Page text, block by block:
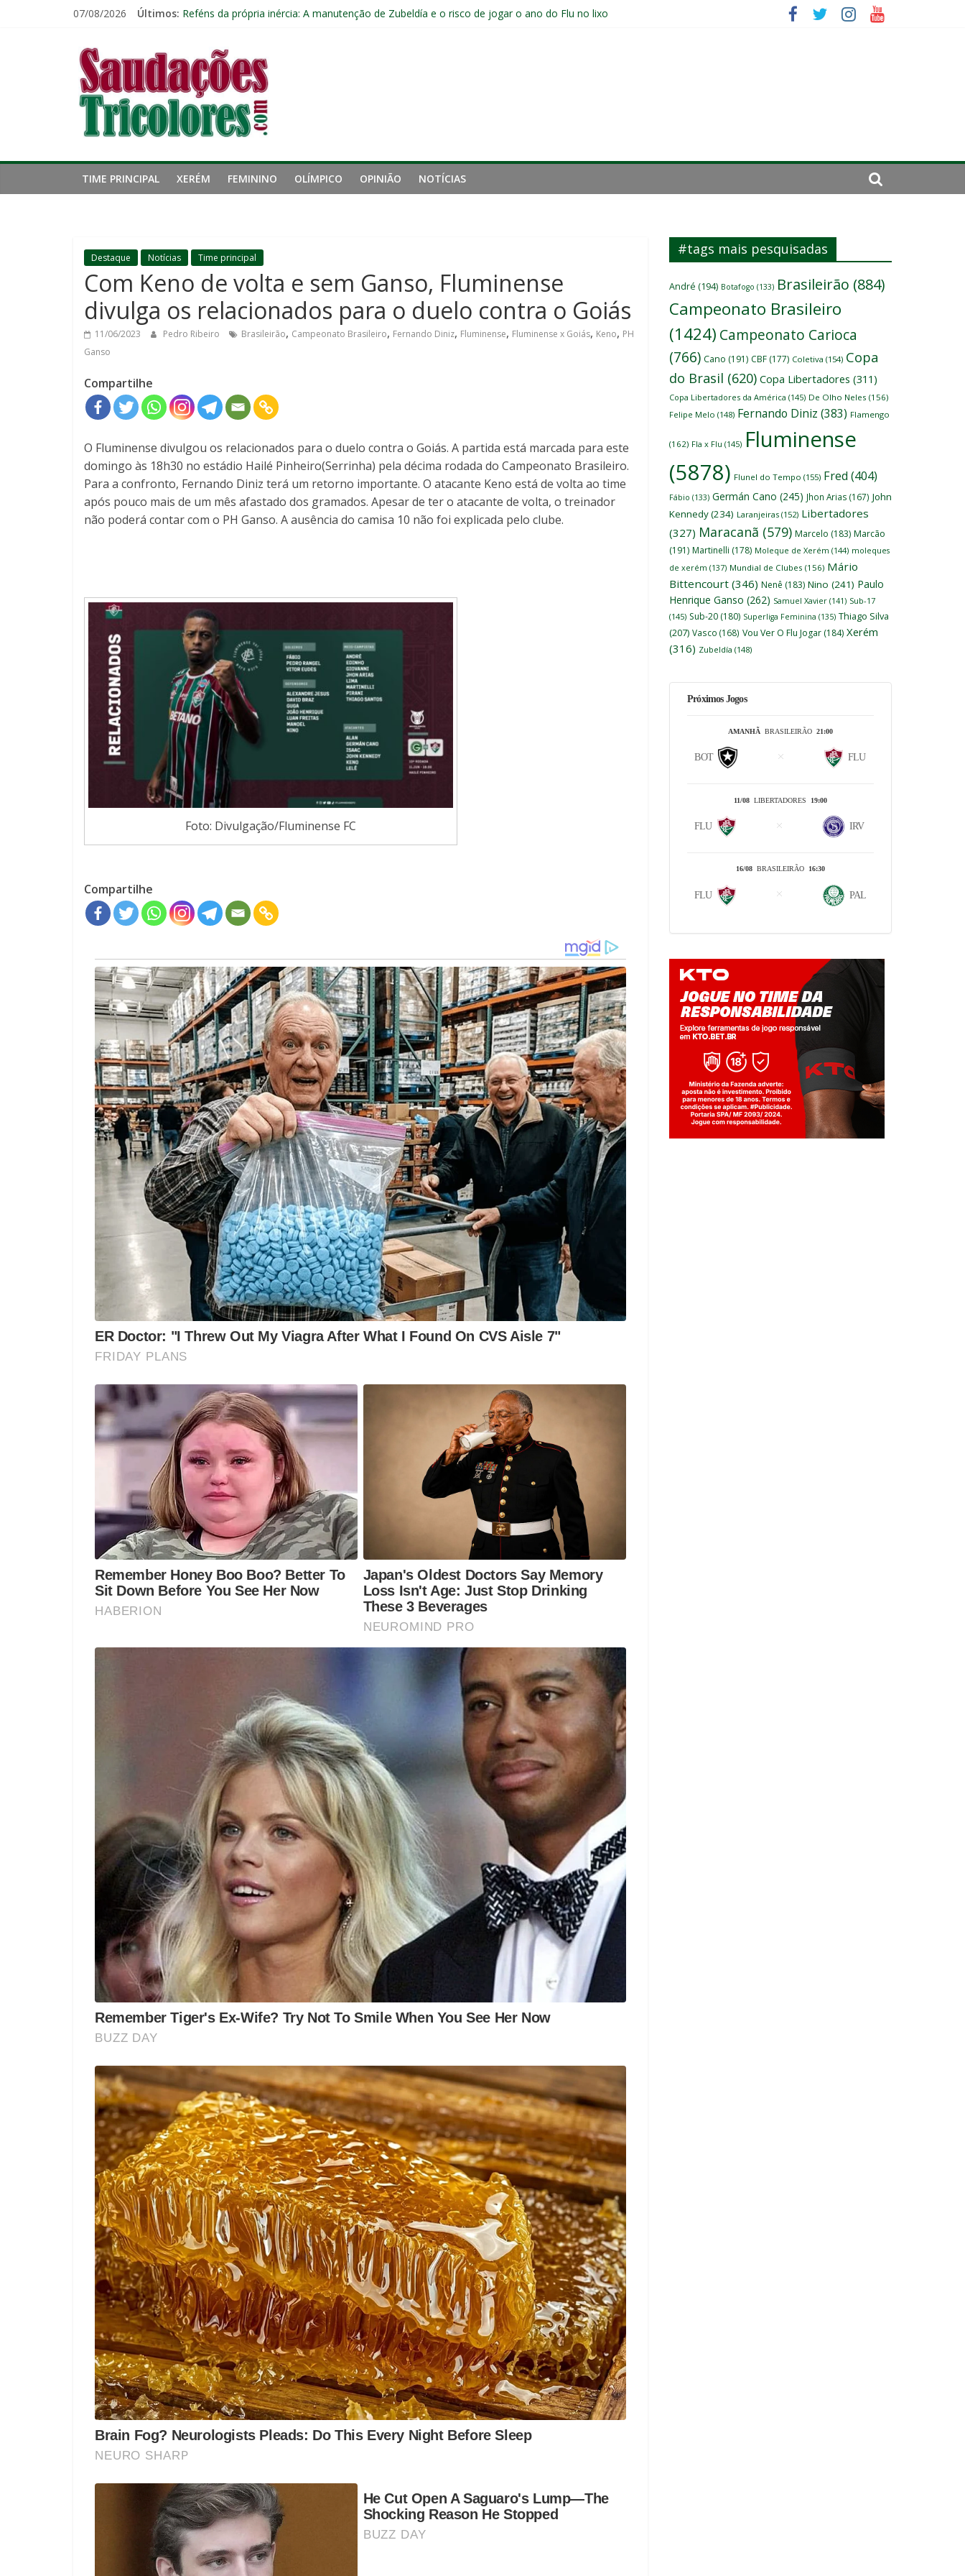
07/08/2026 Últimos: Eliminação para o Vasco amplia jejum do Fluminense para seis jogos, a pior sequência desde a crise de 2024
Lesão de John Kennedy aumenta problemas do Fluminense para sequência decisiva da temporada
Freguesia: Vasco é o time que mais derrotou o Fluminense de Zubeldía
Saudações
Tricolores
TIME PRINCIPAL XERÉM FEMININO OLÍMPICO OPINIÃO NOTÍCIAS
Destaque Notícias Time principal
Com Keno de volta e sem Ganso, Fluminense
divulga os relacionados para o duelo contra o Goiás
11/06/2023 Pedro Ribeiro Brasileirão, Campeonato Brasileiro, Fernando Diniz, Fluminense, Fluminense x Goiás, Keno, PH
Ganso
Compartilhe
O Fluminense divulgou os relacionados para o duelo contra o Goiás. A partida está marcada para este
domingo às 18h30 no estádio Hailé Pinheiro(Serrinha) pela décima rodada do Campeonato Brasileiro.
Para a confronto, Fernando Diniz terá um retorno importante. O atacante Keno está de volta ao time
após pouco mais de um mês afastado dos gramados. Apesar de ter o atacante de volta, o treinador
não poderá contar com o PH Ganso. A ausência do camisa 10 não foi explicada pelo clube.
Foto: Divulgação/Fluminense FC
Compartilhe
#tags mais pesquisadas
André (194) Botafogo (133) Brasileirão (884)
Campeonato Brasileiro
(1424) Campeonato Carioca
(766) Cano (191) CBF (177) Coletiva (154) Copa
do Brasil (620) Copa Libertadores (311)
Copa Libertadores da América (145) De Olho Neles (156)
Felipe Melo (148) Fernando Diniz (383) Flamengo
(162) Fla x Flu (145) Fluminense
(5878) Flunel do Tempo (155) Fred (404)
Fábio (133) Germán Cano (245) Jhon Arias (167) John
Kennedy(234) Laranjeiras (152) Libertadores
(327) Maracanã (579) Marcelo (183) Marcão
(191) Martinelli (178) Moleque de Xerém (144) moleques
de xerém (137) Mundial de Clubes (156) Mário
Bittencourt (346) Nenê (183) Nino (241) Paulo
Henrique Ganso (262) Samuel Xavier (141) Sub-17
(145) Sub-20 (180) Superliga Feminina (135) Thiago Silva
(207) Vasco (168) Vou Ver O Flu Jogar (184) Xerém
(316) Zubeldía (148)
Próximos Jogos
AMANHÃ BRASILEIRÃO 21:00
BOT FLU
11/08 LIBERTADORES 19:00
FLU IRV
16/08 BRASILEIRÃO 16:30
FLU PAL
Jogue com responsabilidade. 18+